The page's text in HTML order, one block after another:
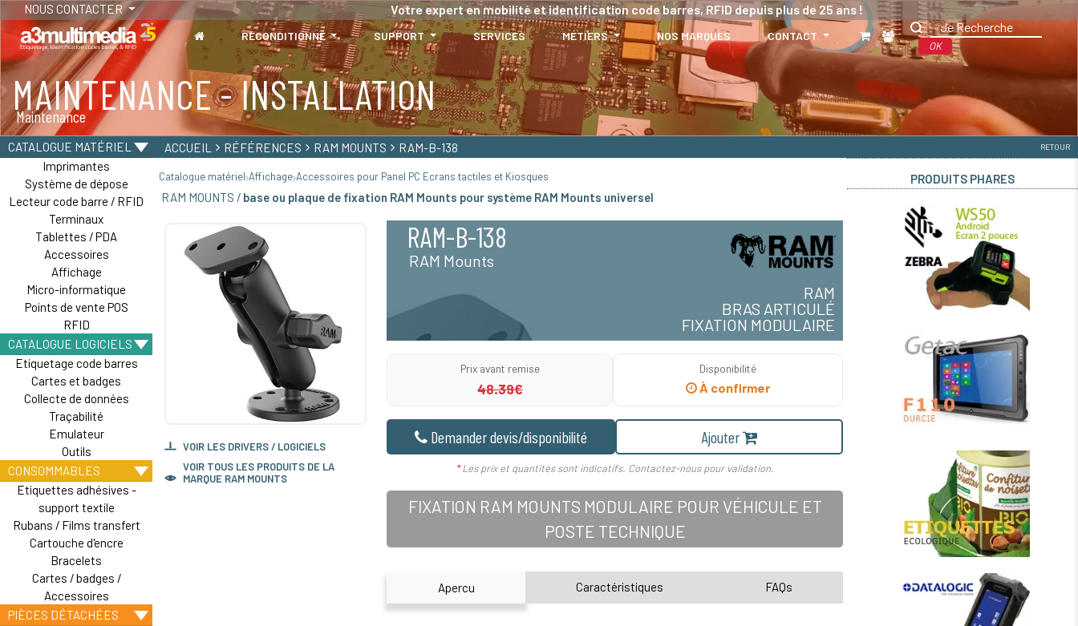
NOUS CONTACTER Votre expert en mobilité et identification code barres, RFID depuis plus de 25 ans !
RECONDITIONNÉ SUPPORT SERVICES MÉTIERS NOS MARQUES CONTACT
OK
MAINTENANCE - INSTALLATION
Maintenance
TABLETTES
Tablettes durcies - Étanches - Résistantes
CATALOGUE MATÉRIEL
Imprimantes
Système de dépose
Lecteur code barre / RFID
Terminaux
Tablettes / PDA
Accessoires
Affichage
Micro-informatique
Points de vente POS
RFID
CATALOGUE LOGICIELS
Etiquetage code barres
Cartes et badges
Collecte de données
Traçabilité
Emulateur
Outils
CONSOMMABLES
Etiquettes adhésives -
support textile
Rubans / Films transfert
Cartouche d'encre
Bracelets
Cartes / badges /
Accessoires
PIÈCES DÉTACHÉES
ACCUEIL RÉFÉRENCES RAM MOUNTS RAM-B-138 RETOUR
Catalogue matériel Affichage Accessoires pour Panel PC Ecrans tactiles et Kiosques
RAM MOUNTS / base ou plaque de fixation RAM Mounts pour système RAM Mounts universel
VOIR LES DRIVERS / LOGICIELS
VOIR TOUS LES PRODUITS DE LA
MARQUE RAM MOUNTS
RAM-B-138
RAM Mounts
RAM
BRAS ARTICULÉ
FIXATION MODULAIRE
Prix avant remise
48.39€
Disponibilité
À confirmer
Demander devis/disponibilité Ajouter
*Les prix et quantités sont indicatifs. Contactez-nous pour validation.
FIXATION RAM MOUNTS MODULAIRE POUR VÉHICULE ET
POSTE TECHNIQUE
Apercu Caractéristiques FAQs
PRODUITS PHARES